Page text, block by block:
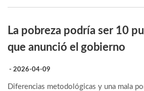
La pobreza podría ser 10
que anunció el gobierno
- 2026-04-09
Diferencias metodológicas y una mala